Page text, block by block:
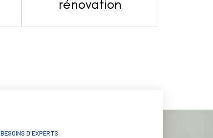
rénovation
BESOINS D'EXPERTS